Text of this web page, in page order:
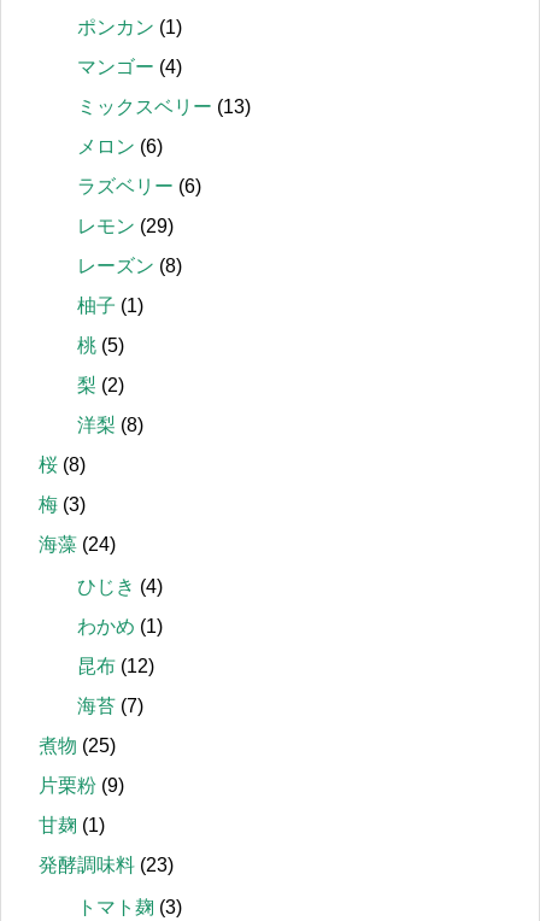
ポンカン (1)
マンゴー (4)
ミックスベリー (13)
メロン (6)
ラズベリー (6)
レモン (29)
レーズン (8)
柚子 (1)
桃 (5)
梨 (2)
洋梨 (8)
桜 (8)
梅 (3)
海藻 (24)
ひじき (4)
わかめ (1)
昆布 (12)
海苔 (7)
煮物 (25)
片栗粉 (9)
甘麹 (1)
発酵調味料 (23)
トマト麹 (3)